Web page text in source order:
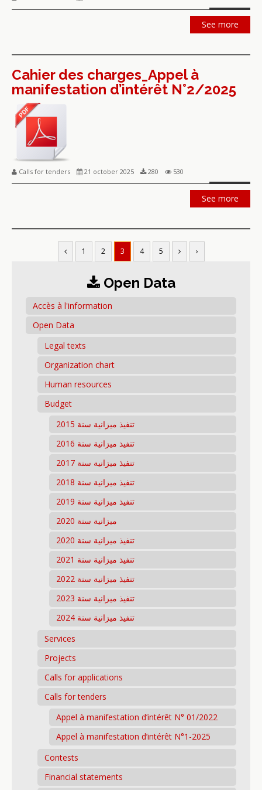
See more
Cahier des charges_Appel à
manifestation d’intérêt N°2/2025
Calls for tenders 21 october 2025 280 530
See more
1 2 3 4 5 ›
Open Data
Accès à l'information
Open Data
Legal texts
Organization chart
Human resources
Budget
تنفيذ ميزانية سنة 2015
تنفيذ ميزانية سنة 2016
تنفيذ ميزانية سنة 2017
تنفيذ ميزانية سنة 2018
تنفيذ ميزانية سنة 2019
ميزانية سنة 2020
تنفيذ ميزانية سنة 2020
تنفيذ ميزانية سنة 2021
تنفيذ ميزانية سنة 2022
تنفيذ ميزانية سنة 2023
تنفيذ ميزانية سنة 2024
Services
Projects
Calls for applications
Calls for tenders
Appel à manifestation d’intérêt N° 01/2022
Appel à manifestation d’intérêt N°1-2025
Contests
Financial statements